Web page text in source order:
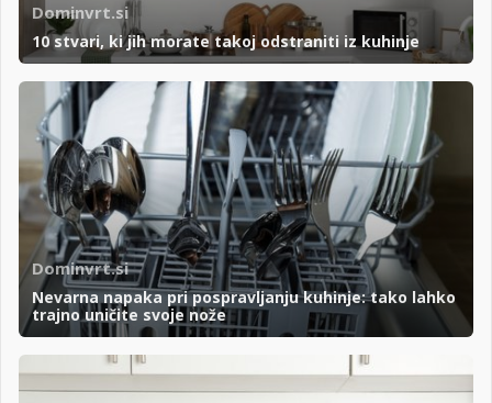
Dominvrt.si
10 stvari, ki jih morate takoj odstraniti iz kuhinje
Dominvrt.si
Nevarna napaka pri pospravljanju kuhinje: tako lahko
trajno uničite svoje nože